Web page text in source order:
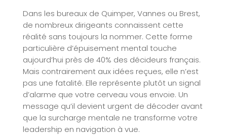
Dans les bureaux de Quimper, Vannes ou Brest,
de nombreux dirigeants connaissent cette
réalité sans toujours la nommer. Cette forme
particulière d’épuisement mental touche
aujourd’hui près de 40% des décideurs français.
Mais contrairement aux idées reçues, elle n’est
pas une fatalité. Elle représente plutôt un signal
d’alarme que votre cerveau vous envoie. Un
message qu’il devient urgent de décoder avant
que la surcharge mentale ne transforme votre
leadership en navigation à vue.